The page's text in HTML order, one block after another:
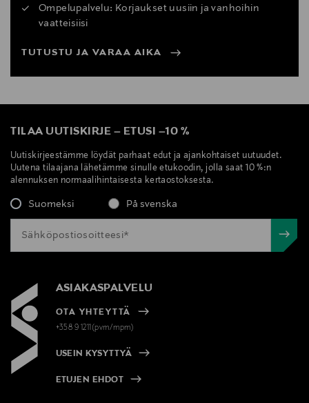
Ompelupalvelu: Korjaukset uusiin ja vanhoihin
vaatteisiisi
TUTUSTU JA VARAA AIKA
TILAA UUTISKIRJE – ETUSI –10 %
Uutiskirjeestämme löydät parhaat edut ja ajankohtaiset uutuudet.
Uutena tilaajana lähetämme sinulle etukoodin, jolla saat 10 %:n
alennuksen normaalihintaisesta kertaostoksesta.
Suomeksi På svenska
ASIAKASPALVELU
OTA YHTEYTTÄ
+358 9 1211(pvm/mpm)
USEIN KYSYTTYÄ
ETUJEN EHDOT